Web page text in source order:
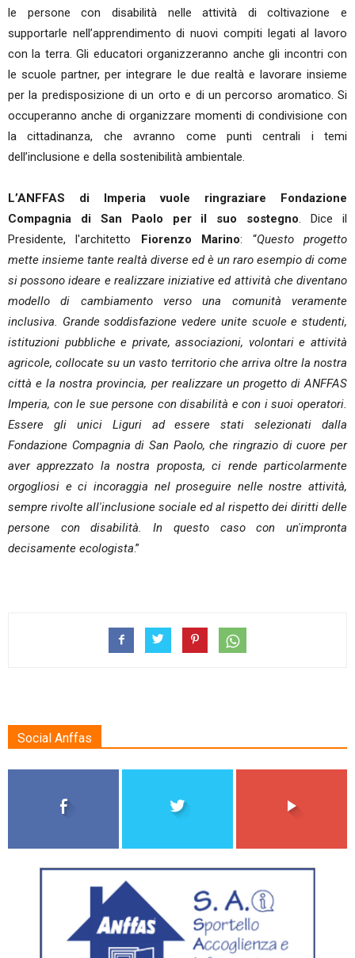
le persone con disabilità nelle attività di coltivazione e
supportarle nell’apprendimento di nuovi compiti legati al lavoro
con la terra. Gli educatori organizzeranno anche gli incontri con
le scuole partner, per integrare le due realtà e lavorare insieme
per la predisposizione di un orto e di un percorso aromatico. Si
occuperanno anche di organizzare momenti di condivisione con
la cittadinanza, che avranno come punti centrali i temi
dell’inclusione e della sostenibilità ambientale.
L’ANFFAS di Imperia vuole ringraziare Fondazione
Compagnia di San Paolo per il suo sostegno. Dice il
Presidente, l'architetto Fiorenzo Marino: “Questo progetto
mette insieme tante realtà diverse ed è un raro esempio di come
si possono ideare e realizzare iniziative ed attività che diventano
modello di cambiamento verso una comunità veramente
inclusiva. Grande soddisfazione vedere unite scuole e studenti,
istituzioni pubbliche e private, associazioni, volontari e attività
agricole, collocate su un vasto territorio che arriva oltre la nostra
città e la nostra provincia, per realizzare un progetto di ANFFAS
Imperia, con le sue persone con disabilità e con i suoi operatori.
Essere gli unici Liguri ad essere stati selezionati dalla
Fondazione Compagnia di San Paolo, che ringrazio di cuore per
aver apprezzato la nostra proposta, ci rende particolarmente
orgogliosi e ci incoraggia nel proseguire nelle nostre attività,
sempre rivolte all'inclusione sociale ed al rispetto dei diritti delle
persone con disabilità. In questo caso con un'impronta
decisamente ecologista.”
Social Anffas